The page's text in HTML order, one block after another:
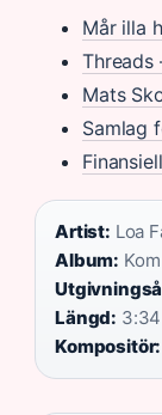
Mår illa
Threads
Mats
Samlag
Artist: Loa
Album:
Längd: 3:34
Kompositör: